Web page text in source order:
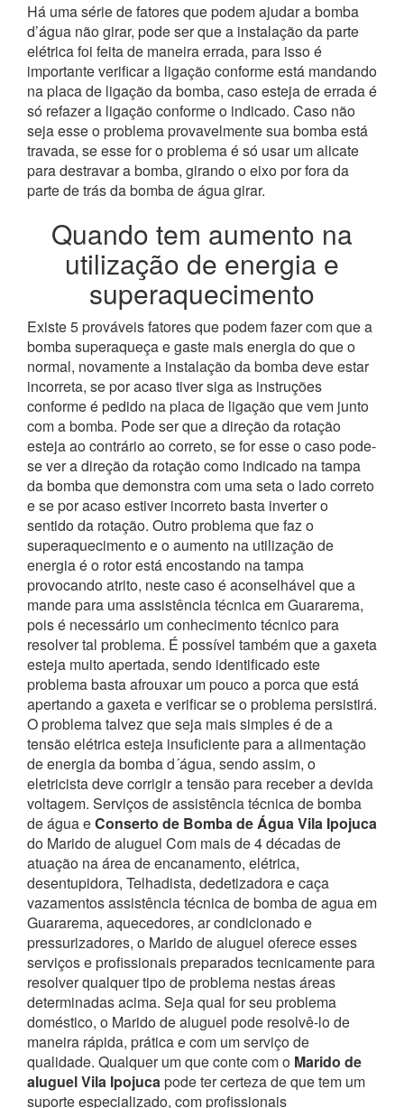
Há uma série de fatores que podem ajudar a bomba
d’água não girar, pode ser que a instalação da parte
elétrica foi feita de maneira errada, para isso é
importante verificar a ligação conforme está mandando
na placa de ligação da bomba, caso esteja de errada é
só refazer a ligação conforme o indicado. Caso não
seja esse o problema provavelmente sua bomba está
travada, se esse for o problema é só usar um alicate
para destravar a bomba, girando o eixo por fora da
parte de trás da bomba de água girar.
Quando tem aumento na
utilização de energia e
superaquecimento
Existe 5 prováveis fatores que podem fazer com que a
bomba superaqueça e gaste mais energia do que o
normal, novamente a instalação da bomba deve estar
incorreta, se por acaso tiver siga as instruções
conforme é pedido na placa de ligação que vem junto
com a bomba. Pode ser que a direção da rotação
esteja ao contrário ao correto, se for esse o caso pode-
se ver a direção da rotação como indicado na tampa
da bomba que demonstra com uma seta o lado correto
e se por acaso estiver incorreto basta inverter o
sentido da rotação. Outro problema que faz o
superaquecimento e o aumento na utilização de
energia é o rotor está encostando na tampa
provocando atrito, neste caso é aconselhável que a
mande para uma assistência técnica em Guararema,
pois é necessário um conhecimento técnico para
resolver tal problema. É possível também que a gaxeta
esteja muito apertada, sendo identificado este
problema basta afrouxar um pouco a porca que está
apertando a gaxeta e verificar se o problema persistirá.
O problema talvez que seja mais simples é de a
tensão elétrica esteja insuficiente para a alimentação
de energia da bomba d´água, sendo assim, o
eletricista deve corrigir a tensão para receber a devida
voltagem. Serviços de assistência técnica de bomba
de água eConserto de Bomba de Água Vila Ipojuca
do Marido de aluguel Com mais de 4 décadas de
atuação na área de encanamento, elétrica,
desentupidora, Telhadista, dedetizadora e caça
vazamentos assistência técnica de bomba de agua em
Guararema, aquecedores, ar condicionado e
pressurizadores, o Marido de aluguel oferece esses
serviços e profissionais preparados tecnicamente para
resolver qualquer tipo de problema nestas áreas
determinadas acima. Seja qual for seu problema
doméstico, o Marido de aluguel pode resolvê-lo de
maneira rápida, prática e com um serviço de
qualidade. Qualquer um que conte com o Marido de
aluguel Vila Ipojucapode ter certeza de que tem um
suporte especializado, com profissionais